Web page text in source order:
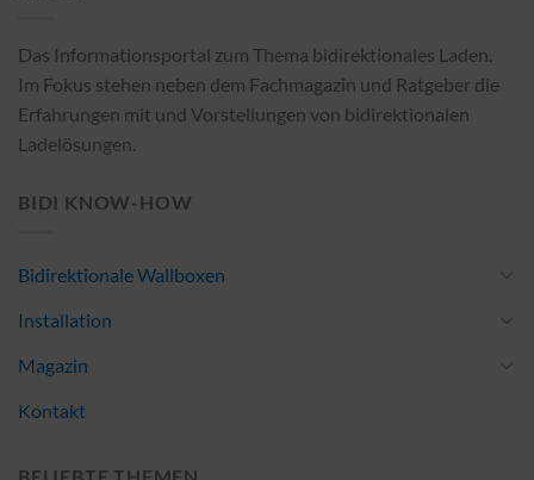
Das Informationsportal zum Thema bidirektionales Laden.
Im Fokus stehen neben dem Fachmagazin und Ratgeber die
Erfahrungen mit und Vorstellungen von bidirektionalen
Ladelösungen.
BIDI KNOW-HOW
Bidirektionale Wallboxen
Installation
Magazin
Kontakt